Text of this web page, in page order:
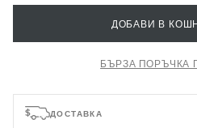
ДОБАВИ В
БЪРЗА ПОРЪЧКА
ДОСТАВКА